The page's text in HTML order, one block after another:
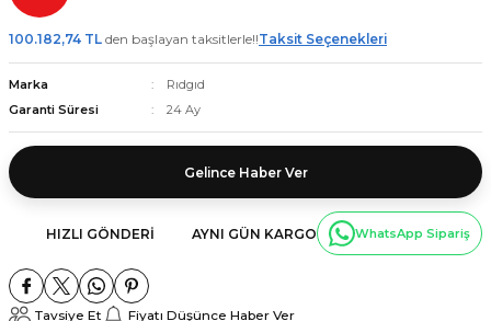
100.182,74 TL den başlayan taksitlerle!!Taksit Seçenekleri
Marka
Rıdgıd
Garanti Süresi
24 Ay
Gelince Haber Ver
HIZLI GÖNDERI AYNI GÜN KARGO WhatsApp Sipariş
Tavsiye Et Fiyatı Düşünce Haber Ver